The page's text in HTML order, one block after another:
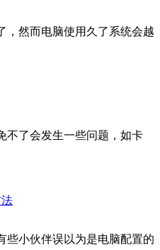
，然而电脑使用久了系统会越
不了会发生一些问题，如卡
些小伙伴误以为是电脑配置的